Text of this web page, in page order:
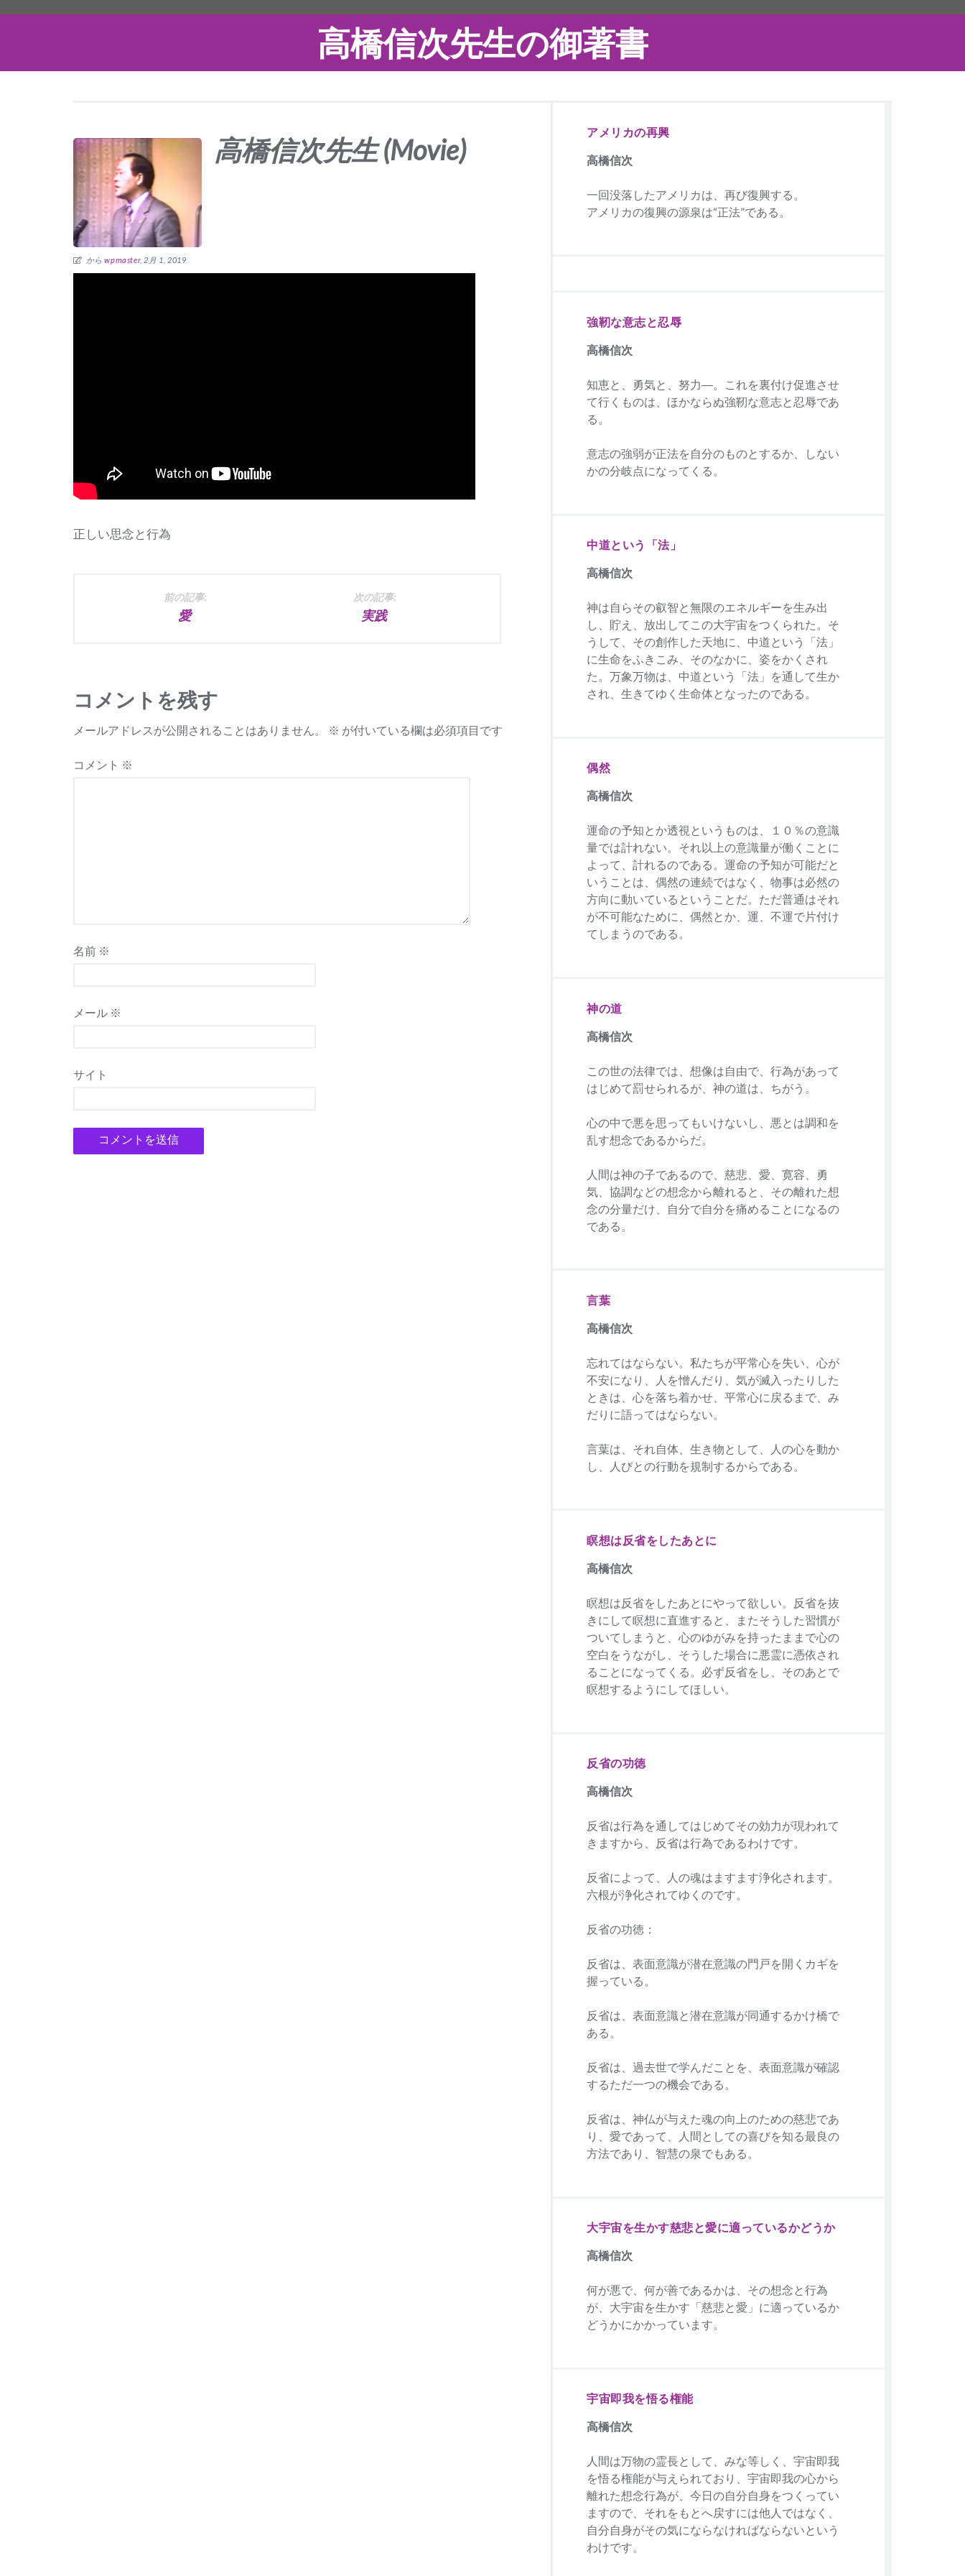
高橋信次先生の御著書
からwpmaster, 2月 1, 2019
高橋信次先生 (Movie)
正しい思念と行為
ビ
ゲ
前の記事:
愛
次の記事:
実践
コメントを残す
メールアドレスが公開されることはありません。 ※ が付いている欄は必須項目です
コメント ※
名前 ※
メール ※
サイト
アメリカの再興
高橋信次
一回没落したアメリカは、再び復興する。
アメリカの復興の源泉は“正法”である。
強靭な意志と忍辱
高橋信次
知恵と、勇気と、努力―。これを裏付け促進させ
て行くものは、ほかならぬ強靭な意志と忍辱であ
る。
意志の強弱が正法を自分のものとするか、しない
かの分岐点になってくる。
中道という「法」
高橋信次
神は自らその叡智と無限のエネルギーを生み出
し、貯え、放出してこの大宇宙をつくられた。そ
うして、その創作した天地に、中道という「法」
に生命をふきこみ、そのなかに、姿をかくされ
た。万象万物は、中道という「法」を通して生か
され、生きてゆく生命体となったのである。
偶然
高橋信次
運命の予知とか透視というものは、１０％の意識
量では計れない。それ以上の意識量が働くことに
よって、計れるのである。運命の予知が可能だと
いうことは、偶然の連続ではなく、物事は必然の
方向に動いているということだ。ただ普通はそれ
が不可能なために、偶然とか、運、不運で片付け
てしまうのである。
神の道
高橋信次
この世の法律では、想像は自由で、行為があって
はじめて罰せられるが、神の道は、ちがう。
心の中で悪を思ってもいけないし、悪とは調和を
乱す想念であるからだ。
人間は神の子であるので、慈悲、愛、寛容、勇
気、協調などの想念から離れると、その離れた想
念の分量だけ、自分で自分を痛めることになるの
である。
言葉
高橋信次
忘れてはならない。私たちが平常心を失い、心が
不安になり、人を憎んだり、気が滅入ったりした
ときは、心を落ち着かせ、平常心に戻るまで、み
だりに語ってはならない。
言葉は、それ自体、生き物として、人の心を動か
し、人びとの行動を規制するからである。
瞑想は反省をしたあとに
高橋信次
瞑想は反省をしたあとにやって欲しい。反省を抜
きにして瞑想に直進すると、またそうした習慣が
ついてしまうと、心のゆがみを持ったままで心の
空白をうながし、そうした場合に悪霊に憑依され
ることになってくる。必ず反省をし、そのあとで
瞑想するようにしてほしい。
反省の功徳
高橋信次
反省は行為を通してはじめてその効力が現われて
きますから、反省は行為であるわけです。
反省によって、人の魂はますます浄化されます。
六根が浄化されてゆくのです。
反省の功徳：
反省は、表面意識が潜在意識の門戸を開くカギを
握っている。
反省は、表面意識と潜在意識が同通するかけ橋で
ある。
反省は、過去世で学んだことを、表面意識が確認
するただ一つの機会である。
反省は、神仏が与えた魂の向上のための慈悲であ
り、愛であって、人間としての喜びを知る最良の
方法であり、智慧の泉でもある。
大宇宙を生かす慈悲と愛に適っているかどうか
高橋信次
何が悪で、何が善であるかは、その想念と行為
が、大宇宙を生かす「慈悲と愛」に適っているか
どうかにかかっています。
宇宙即我を悟る権能
高橋信次
人間は万物の霊長として、みな等しく、宇宙即我
を悟る権能が与えられており、宇宙即我の心から
離れた想念行為が、今日の自分自身をつくってい
ますので、それをもとへ戻すには他人ではなく、
自分自身がその気にならなければならないという
わけです。